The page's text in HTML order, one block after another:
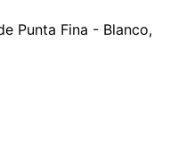
Punta Fina - Blanco,